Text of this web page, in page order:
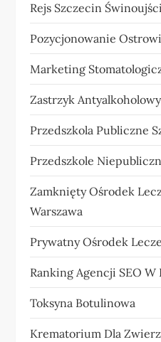
Rejs Szczecin
Pozycjonowanie
Marketing
Zastrzyk
Przedszkola Publiczne
Przedszkole
Zamknięty Ośrodek
Warszawa
Prywatny Ośrodek
Ranking Agencji SEO W
Toksyna Botulinowa
Krematorium Dla